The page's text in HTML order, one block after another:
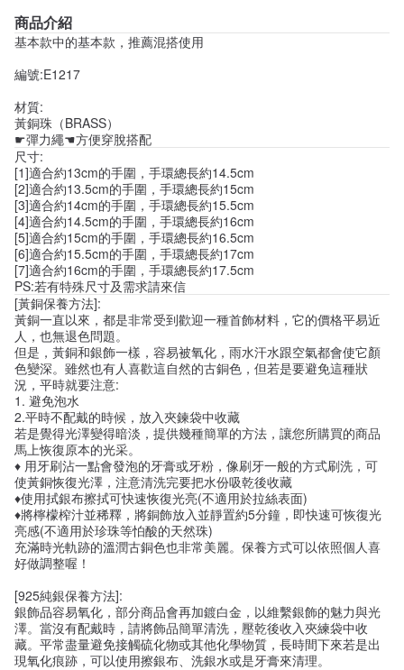
商品介紹
基本款中的基本款，推薦混搭使用
編號:E1217
材質:
黃銅珠（BRASS）
☛彈力繩☚方便穿脫搭配
尺寸:
[1]適合約13cm的手圍，手環總長約14.5cm
[2]適合約13.5cm的手圍，手環總長約15cm
[3]適合約14cm的手圍，手環總長約15.5cm
[4]適合約14.5cm的手圍，手環總長約16cm
[5]適合約15cm的手圍，手環總長約16.5cm
[6]適合約15.5cm的手圍，手環總長約17cm
[7]適合約16cm的手圍，手環總長約17.5cm
PS:若有特殊尺寸及需求請來信
[黃銅保養方法]:
黃銅一直以來，都是非常受到歡迎一種首飾材料，它的價格平易近
人，也無退色問題。
但是，黃銅和銀飾一樣，容易被氧化，雨水汗水跟空氣都會使它顏
色變深。雖然也有人喜歡這自然的古銅色，但若是要避免這種狀
況，平時就要注意:
1. 避免泡水
2.平時不配戴的時候，放入夾鍊袋中收藏
若是覺得光澤變得暗淡，提供幾種簡單的方法，讓您所購買的商品
馬上恢復原本的光采。
♦ 用牙刷沾一點會發泡的牙膏或牙粉，像刷牙一般的方式刷洗，可
使黃銅恢復光澤，注意清洗完要把水份吸乾後收藏
♦使用拭銀布擦拭可快速恢復光亮(不適用於拉絲表面)
♦將檸檬榨汁並稀釋，將銅飾放入並靜置約5分鐘，即快速可恢復光
亮感(不適用於珍珠等怕酸的天然珠)
充滿時光軌跡的溫潤古銅色也非常美麗。保養方式可以依照個人喜
好做調整喔！
[925純銀保養方法]:
銀飾品容易氧化，部分商品會再加鍍白金，以維繫銀飾的魅力與光
澤。當沒有配戴時，請將飾品簡單清洗，壓乾後收入夾練袋中收
藏。平常盡量避免接觸硫化物或其他化學物質，長時間下來若是出
現氧化痕跡，可以使用擦銀布、洗銀水或是牙膏來清理。